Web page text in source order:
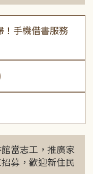
！手機借書服務
館當志工，推廣家
募，歡迎新住民